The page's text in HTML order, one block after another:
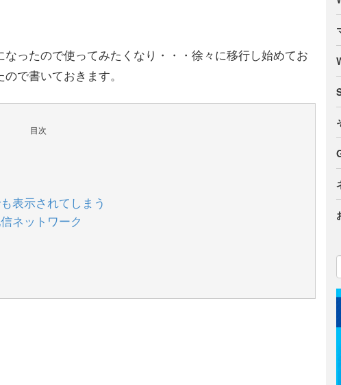
ったので使ってみたくなり・・・徐々に移行し始めてお
で書いておきます。
目次
表示されてしまう
ネットワーク